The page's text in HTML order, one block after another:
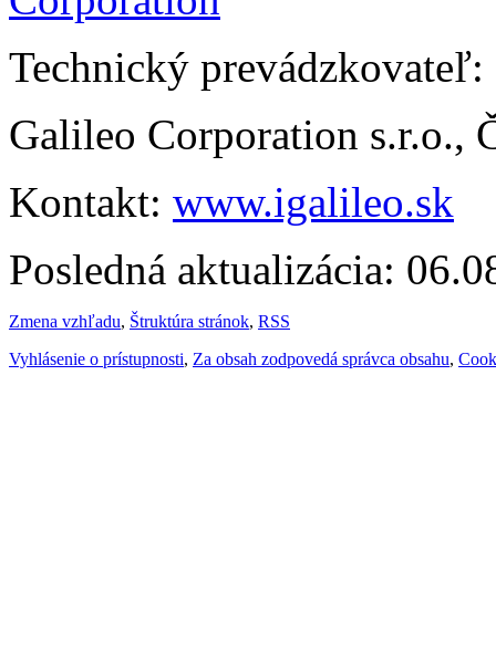
Technický prevádzkovateľ:
Galileo Corporation s.r.o.,
Kontakt: www.igalileo.sk
Posledná aktualizácia:
Zmena vzhľadu, Štruktúra stránok, RSS
Vyhlásenie o prístupnosti, Za obsah zodpovedá správca obsahu,